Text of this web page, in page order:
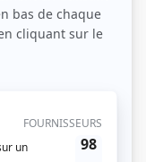
la dive bouteille. Il a
rend dans une petite
il ne faudra pas
et surtout une femme
de Lapointe et l'incitent